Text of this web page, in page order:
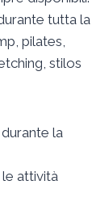
tutta la
pilates,
stilos
la
attività